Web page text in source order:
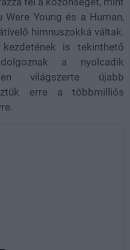
Were Young és a Human,
himnuszokká váltak.
is tekinthető
a nyolcadik
világszerte újabb
erre a többmilliós